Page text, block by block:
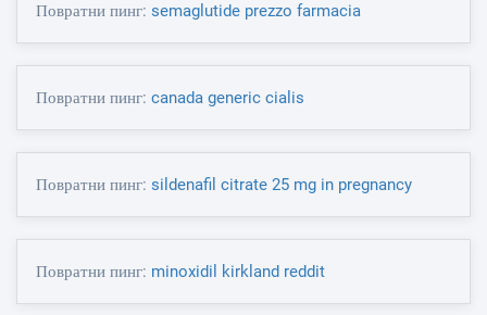
Повратни пинг: semaglutide prezzo farmacia
Повратни пинг: canada generic cialis
Повратни пинг: sildenafil citrate 25 mg in pregnancy
Повратни пинг: minoxidil kirkland reddit